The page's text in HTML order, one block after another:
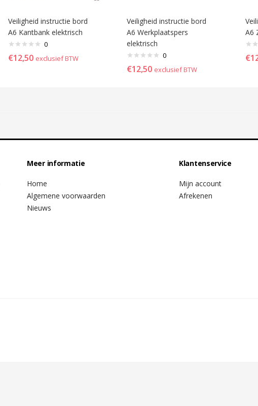
Veiligheid instructie bord
A6 Kantbank elektrisch
0
€12,50 exclusief BTW
Veiligheid instructie bord
A6 Werkplaatspers
elektrisch
0
€12,50 exclusief BTW
A6
€
Meer informatie
Home
Algemene voorwaarden
Nieuws
Klantenservice
Mijn account
Afrekenen